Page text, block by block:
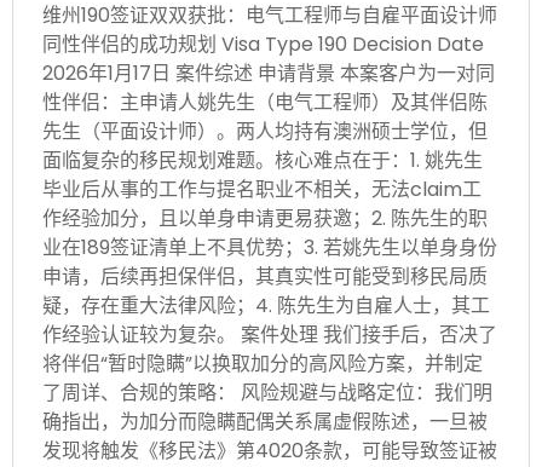
维州190签证双双获批：电气工程师与自雇平面设计师
同性伴侣的成功规划 Visa Type 190 Decision Date
2026年1月17日 案件综述 申请背景 本案客户为一对同
性伴侣：主申请人姚先生（电气工程师）及其伴侣陈
先生（平面设计师）。两人均持有澳洲硕士学位，但
面临复杂的移民规划难题。核心难点在于：1. 姚先生
毕业后从事的工作与提名职业不相关，无法claim工
作经验加分，且以单身申请更易获邀；2. 陈先生的职
业在189签证清单上不具优势；3. 若姚先生以单身身份
申请，后续再担保伴侣，其真实性可能受到移民局质
疑，存在重大法律风险；4. 陈先生为自雇人士，其工
作经验认证较为复杂。 案件处理 我们接手后，否决了
将伴侣“暂时隐瞒”以换取加分的高风险方案，并制定
了周详、合规的策略： 风险规避与战略定位：我们明
确指出，为加分而隐瞒配偶关系属虚假陈述，一旦被
发现将触发《移民法》第4020条款，可能导致签证被